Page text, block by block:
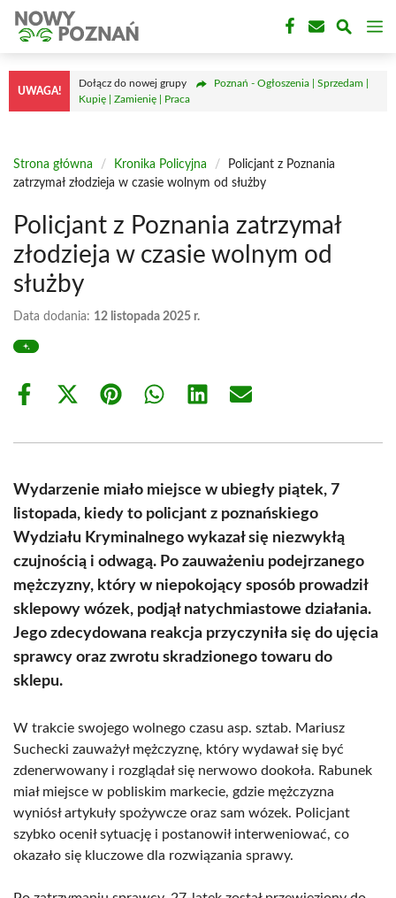
Przejdź
treści
UWAGA!
Dołącz do nowej grupy
Poznań - Ogłoszenia | Sprzedam |
Kupię | Zamienię | Praca
Strona główna / Kronika Policyjna /
Policjant z Poznania
zatrzymał złodzieja w czasie wolnym od służby
Policjant z Poznania zatrzymał
złodzieja w czasie wolnym od
służby
Data dodania: 12 listopada 2025 r.
Share
Share
(Twitter)
Share Share Share Share
Wydarzenie miało miejsce w ubiegły piątek, 7
listopada, kiedy to policjant z poznańskiego
Wydziału Kryminalnego wykazał się niezwykłą
czujnością i odwagą. Po zauważeniu podejrzanego
mężczyzny, który w niepokojący sposób prowadził
sklepowy wózek, podjął natychmiastowe działania.
Jego zdecydowana reakcja przyczyniła się do ujęcia
sprawcy oraz zwrotu skradzionego towaru do
sklepu.
W trakcie swojego wolnego czasu asp. sztab. Mariusz
Suchecki zauważył mężczyznę, który wydawał się być
zdenerwowany i rozglądał się nerwowo dookoła. Rabunek
miał miejsce w pobliskim markecie, gdzie mężczyzna
wyniósł artykuły spożywcze oraz sam wózek. Policjant
szybko ocenił sytuację i postanowił interweniować, co
okazało się kluczowe dla rozwiązania sprawy.